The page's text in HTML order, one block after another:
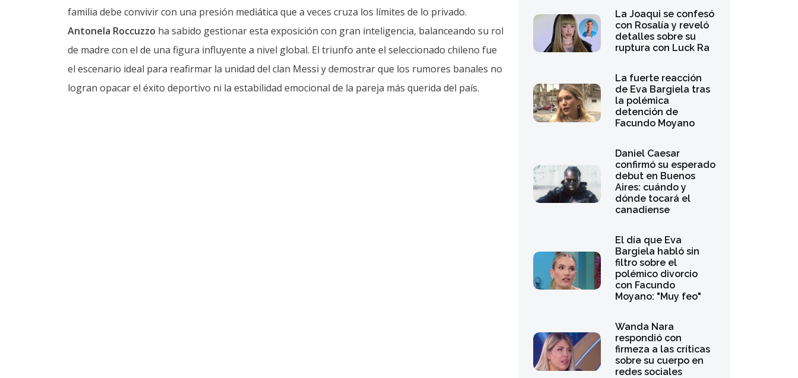
familia debe convivir con una presión mediática que a veces cruza los límites de lo privado.
Antonela Roccuzzo ha sabido gestionar esta exposición con gran inteligencia, balanceando su rol
de madre con el de una figura influyente a nivel global. El triunfo ante el seleccionado chileno fue
el escenario ideal para reafirmar la unidad del clan Messi y demostrar que los rumores banales no
logran opacar el éxito deportivo ni la estabilidad emocional de la pareja más querida del país.
La Joaqui se confesó
con Rosalía y reveló
detalles sobre su
ruptura con Luck Ra
La fuerte reacción
de Eva Bargiela tras
la polémica
detención de
Facundo Moyano
Daniel Caesar
confirmó su esperado
debut en Buenos
Aires: cuándo y
dónde tocará el
canadiense
El día que Eva
Bargiela habló sin
filtro sobre el
polémico divorcio
con Facundo
Moyano: "Muy feo"
Wanda Nara
respondió con
firmeza a las críticas
sobre su cuerpo en
redes sociales